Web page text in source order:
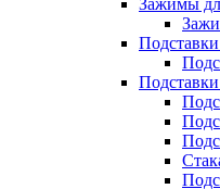
Зажимы